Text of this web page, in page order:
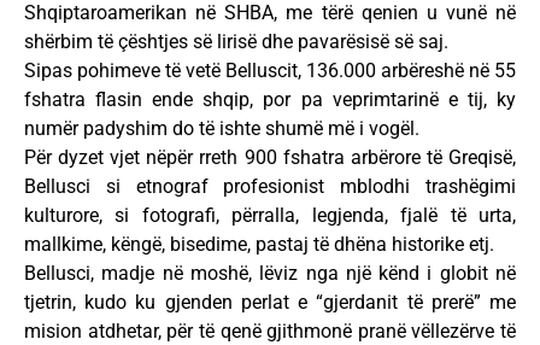
Shqiptaroamerikan në SHBA, me tërë qenien u vunë në
shërbim të çështjes së lirisë dhe pavarësisë së saj.
Sipas pohimeve të vetë Belluscit, 136.000 arbëreshë në 55
fshatra flasin ende shqip, por pa veprimtarinë e tij, ky
numër padyshim do të ishte shumë më i vogël.
Për dyzet vjet nëpër rreth 900 fshatra arbërore të Greqisë,
Bellusci si etnograf profesionist mblodhi trashëgimi
kulturore, si fotografi, përralla, legjenda, fjalë të urta,
mallkime, këngë, bisedime, pastaj të dhëna historike etj.
Bellusci, madje në moshë, lëviz nga një kënd i globit në
tjetrin, kudo ku gjenden perlat e “gjerdanit të prerë” me
mision atdhetar, për të qenë gjithmonë pranë vëllezërve të